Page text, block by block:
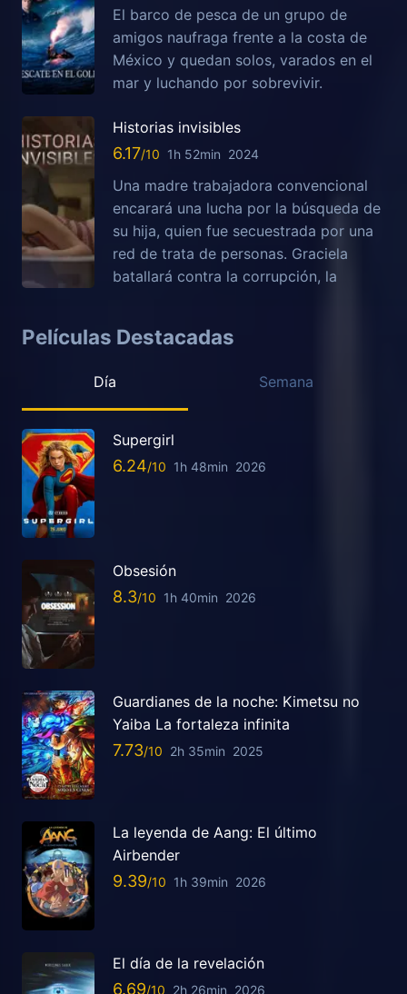
El barco de pesca de un grupo de
amigos naufraga frente a la costa de
México y quedan solos, varados en el
mar y luchando por sobrevivir.
Historias invisibles
6.17 1h 52min 2024
Una madre trabajadora convencional
encarará una lucha por la búsqueda de
su hija, quien fue secuestrada por una
red de trata de personas. Graciela
batallará contra la corrupción, la
Películas Destacadas
Día Semana
Supergirl
6.24 1h 48min 2026
Obsesión
8.3 1h 40min 2026
Guardianes de la noche: Kimetsu no
Yaiba La fortaleza infinita
7.73 2h 35min 2025
La leyenda de Aang: El último
Airbender
9.39 1h 39min 2026
El día de la revelación
6.69 2h 26min 2026